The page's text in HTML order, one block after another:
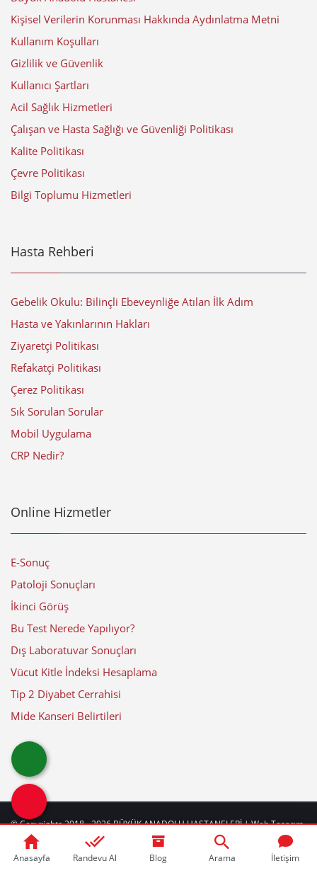
Anasayfa Randevu Al Blog Arama İletişim
Kişisel Verilerin Korunması Hakkında Aydınlatma Metni
Kullanım Koşulları
Gizlilik ve Güvenlik
Kullanıcı Şartları
Acil Sağlık Hizmetleri
Çalışan ve Hasta Sağlığı ve Güvenliği Politikası
Kalite Politikası
Çevre Politikası
Bilgi Toplumu Hizmetleri
Hasta Rehberi
Gebelik Okulu: Bilinçli Ebeveynliğe Atılan İlk Adım
Hasta ve Yakınlarının Hakları
Ziyaretçi Politikası
Refakatçi Politikası
Çerez Politikası
Sık Sorulan Sorular
Mobil Uygulama
CRP Nedir?
Online Hizmetler
E-Sonuç
Patoloji Sonuçları
İkinci Görüş
Bu Test Nerede Yapılıyor?
Dış Laboratuvar Sonuçları
Vücut Kitle İndeksi Hesaplama
Tip 2 Diyabet Cerrahisi
Mide Kanseri Belirtileri
© Copyrights 2018 - 2026BÜYÜK ANADOLU HASTANELERİ| Web Tasarım
web Güncelleme Tarihi: 07-08-2026